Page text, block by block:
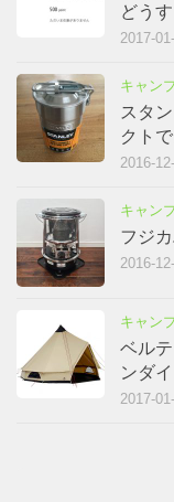
どう
2017-
キャン
スタ
クト
2016-
キャン
フジ
2016-
キャン
ベル
ンダ
2017-